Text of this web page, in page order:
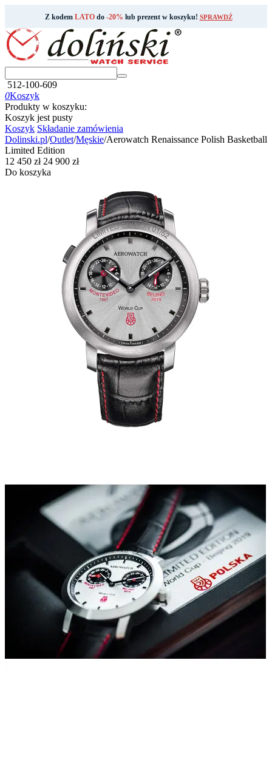
Z kodem LATOdo -20% lub prezent w koszyku! SPRAWDŹ
512-100-609
0Koszyk
Produkty w koszyku:
Koszyk jest pusty
Koszyk Składanie zamówienia
Dolinski.pl/Outlet/Męskie/Aerowatch Renaissance Polish Basketball
Limited Edition
‍12 450‍ zł ‍24 900‍ zł
Do koszyka